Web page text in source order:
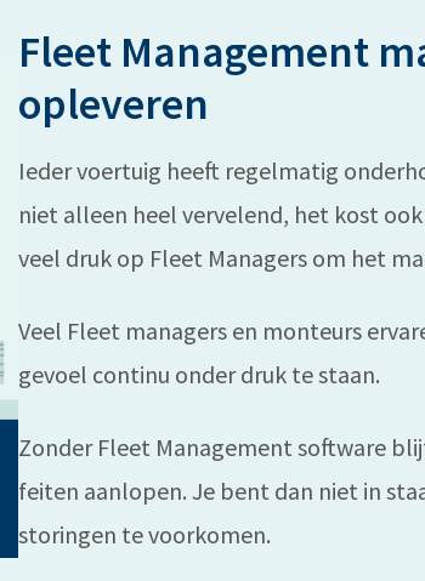
Fleet Management
opleveren
Ieder voertuig heeft regelmatig
niet alleen heel vervelend, het kost
veel druk op Fleet Managers om het
Veel Fleet managers en monteurs
gevoel continu onder druk te staan.
Zonder Fleet Management software
feiten aanlopen. Je bent dan niet in
storingen te voorkomen.